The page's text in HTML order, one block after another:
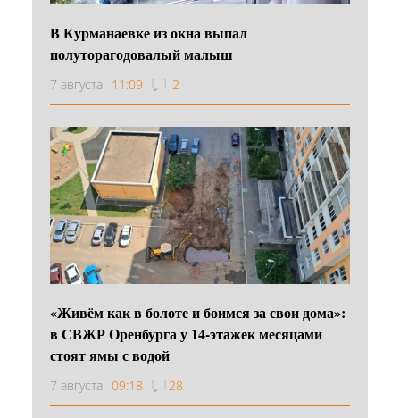
В Курманаевке из окна выпал
полуторагодовалый малыш
7 августа 11:09 2
«Живём как в болоте и боимся за свои дома»:
в СВЖР Оренбурга у 14-этажек месяцами
стоят ямы с водой
7 августа 09:18 28